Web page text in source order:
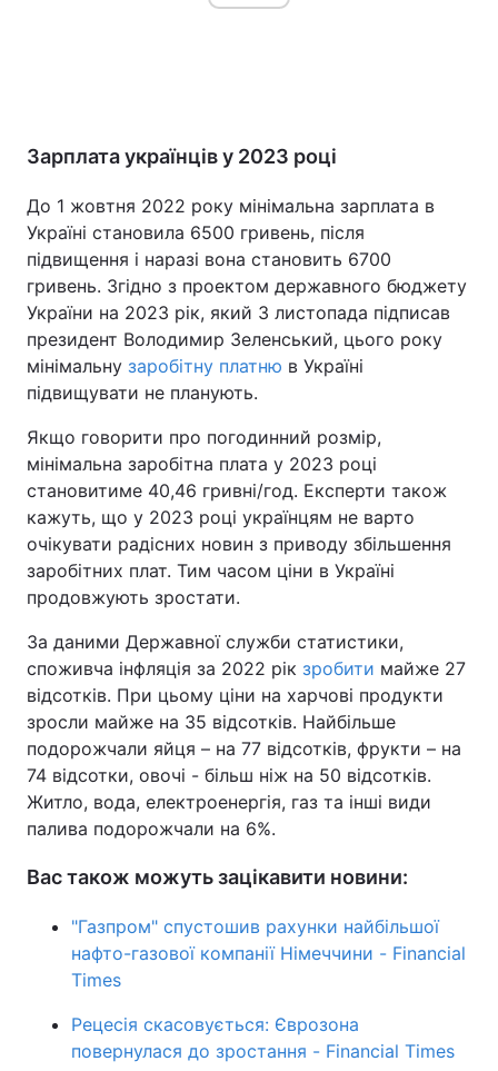
Зарплата українців у 2023 році
До 1 жовтня 2022 року мінімальна зарплата в
Україні становила 6500 гривень, після
підвищення і наразі вона становить 6700
гривень. Згідно з проектом державного бюджету
України на 2023 рік, який 3 листопада підписав
президент Володимир Зеленський, цього року
мінімальну заробітну платню в Україні
підвищувати не планують.
Якщо говорити про погодинний розмір,
мінімальна заробітна плата у 2023 році
становитиме 40,46 гривні/год. Експерти також
кажуть, що у 2023 році українцям не варто
очікувати радісних новин з приводу збільшення
заробітних плат. Тим часом ціни в Україні
продовжують зростати.
За даними Державної служби статистики,
споживча інфляція за 2022 рік зробити майже 27
відсотків. При цьому ціни на харчові продукти
зросли майже на 35 відсотків. Найбільше
подорожчали яйця – на 77 відсотків, фрукти – на
74 відсотки, овочі - більш ніж на 50 відсотків.
Житло, вода, електроенергія, газ та інші види
палива подорожчали на 6%.
Вас також можуть зацікавити новини:
"Газпром" спустошив рахунки найбільшої
нафто-газової компанії Німеччини - Financial
Times
Рецесія скасовується: Єврозона
повернулася до зростання - Financial Times